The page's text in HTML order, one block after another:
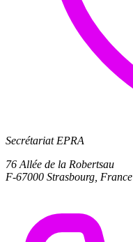
Secrétariat EPRA
76 Allée de la Robertsau
F-67000 Strasbourg, France